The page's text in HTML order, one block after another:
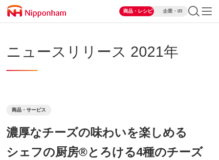
商品・レシピ 企業・IR
ニュースリリース 2021年
商品・サービス
濃厚なチーズの味わいを楽しめる
シェフの厨房®とろける4種のチーズ